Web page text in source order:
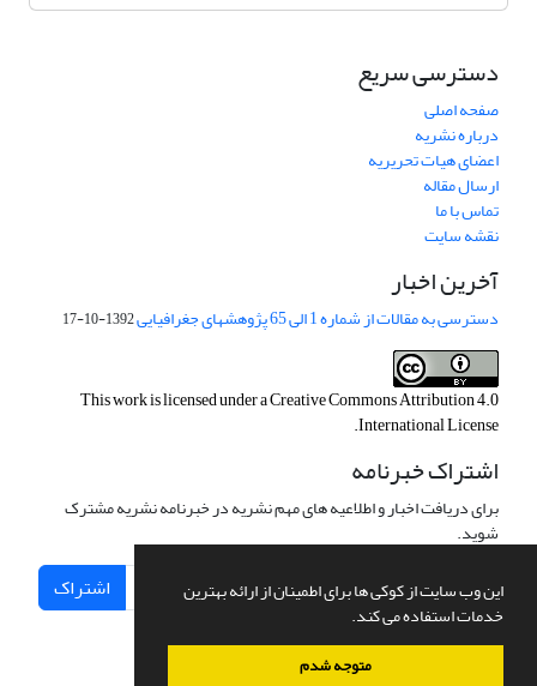
این وب سایت از کوکی ها برای اطمینان از ارائه بهترین
خدمات استفاده می کند.
متوجه شدم
دسترسی سریع
صفحه اصلی
درباره نشریه
اعضای هیات تحریریه
ارسال مقاله
تماس با ما
نقشه سایت
آخرین اخبار
دسترسی به مقالات از شماره 1 الی 65 پژوهشهای جغرافیایی 1392-10-17
This work is licensed under aCreative Commons Attribution 4.0
International License
.
اشتراک خبرنامه
برای دریافت اخبار و اطلاعیه های مهم نشریه در خبرنامه نشریه مشترک
شوید.
اشتراک